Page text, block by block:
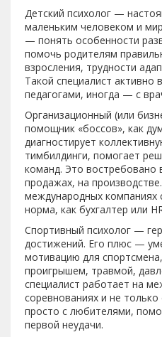
Детский психолог —
маленьким человеком и
— понять особенности
помочь родителям
взросления, трудности
Такой специалист активно
педагогами, иногда — с
Организационный (или
помощник «боссов», как
диагностирует
тимбилдинги, помогает
команд. Это востребовано
продажах, на
международных компаниях
норма, как бухгалтер или
Спортивный психолог —
достижений. Его плюс —
мотивацию для
проигрышем, травмой,
специалист работает на
соревнованиях и не
просто с любителями,
первой неудачи.